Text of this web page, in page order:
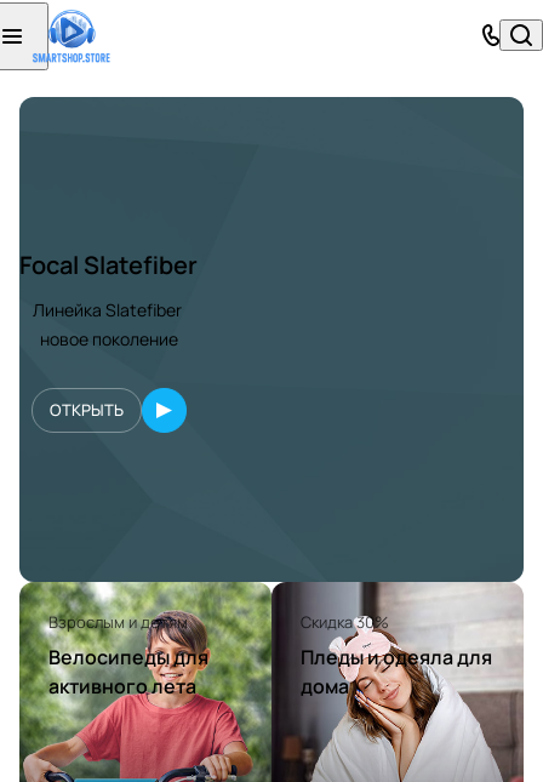
Focal Slatefiber
Линейка Slatefiber
новое поколение
ОТКРЫТЬ
Взрослым и детям
Велосипеды для
активного лета
Скидка 30%
Пледы и одеяла для
дома